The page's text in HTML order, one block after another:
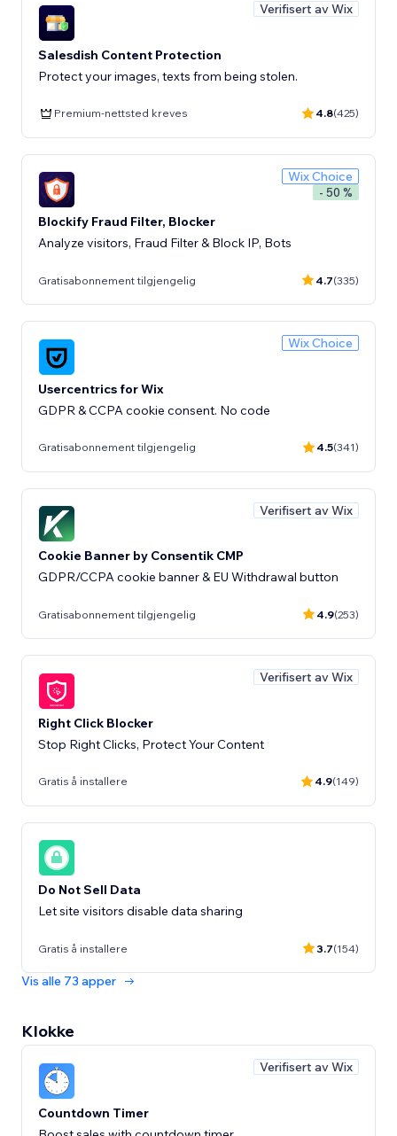
Verifisert av Wix
Salesdish Content Protection
Protect your images, texts from being stolen.
Premium-nettsted kreves 4.8(425)
Wix Choice
- 50 %
Blockify Fraud Filter, Blocker
Analyze visitors, Fraud Filter & Block IP, Bots
Gratisabonnement tilgjengelig 4.7(335)
Wix Choice
Usercentrics for Wix
GDPR & CCPA cookie consent. No code
Gratisabonnement tilgjengelig 4.5(341)
Verifisert av Wix
Cookie Banner by Consentik CMP
GDPR/CCPA cookie banner & EU Withdrawal button
Gratisabonnement tilgjengelig 4.9(253)
Verifisert av Wix
Right Click Blocker
Stop Right Clicks, Protect Your Content
Gratis å installere 4.9(149)
Do Not Sell Data
Let site visitors disable data sharing
Gratis å installere 3.7(154)
Vis alle 73 apper
Klokke
Verifisert av Wix
Countdown Timer